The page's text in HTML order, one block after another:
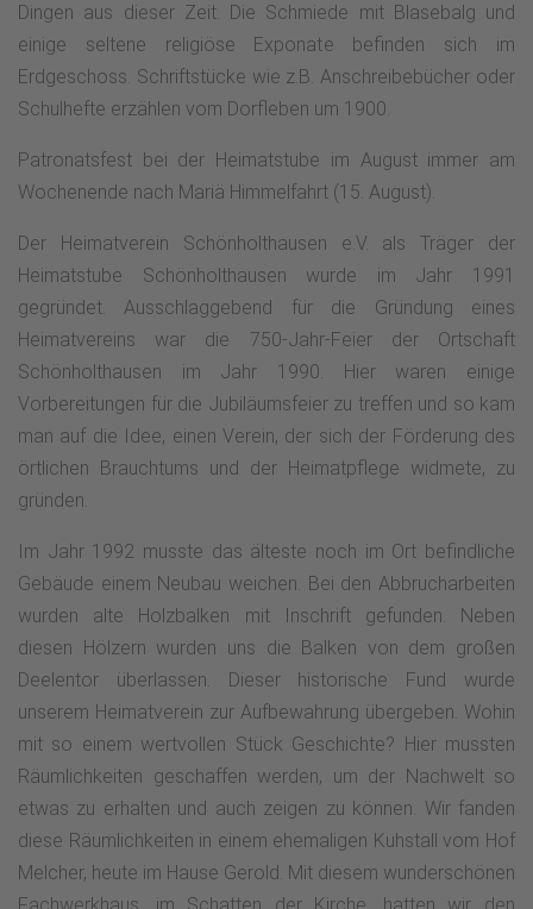
Dingen aus dieser Zeit. Die Schmiede mit Blasebalg und
einige seltene religiöse Exponate befinden sich im
Erdgeschoss. Schriftstücke wie z.B. Anschreibebücher oder
Schulhefte erzählen vom Dorfleben um 1900.
Patronatsfest bei der Heimatstube im August immer am
Wochenende nach Mariä Himmelfahrt (15. August).
Der Heimatverein Schönholthausen e.V. als Träger der
Heimatstube Schönholthausen wurde im Jahr 1991
gegründet. Ausschlaggebend für die Gründung eines
Heimatvereins war die 750-Jahr-Feier der Ortschaft
Schönholthausen im Jahr 1990. Hier waren einige
Vorbereitungen für die Jubiläumsfeier zu treffen und so kam
man auf die Idee, einen Verein, der sich der Förderung des
örtlichen Brauchtums und der Heimatpflege widmete, zu
gründen.
Im Jahr 1992 musste das älteste noch im Ort befindliche
Gebäude einem Neubau weichen. Bei den Abbrucharbeiten
wurden alte Holzbalken mit Inschrift gefunden. Neben
diesen Hölzern wurden uns die Balken von dem großen
Deelentor überlassen. Dieser historische Fund wurde
unserem Heimatverein zur Aufbewahrung übergeben. Wohin
mit so einem wertvollen Stück Geschichte? Hier mussten
Räumlichkeiten geschaffen werden, um der Nachwelt so
etwas zu erhalten und auch zeigen zu können. Wir fanden
diese Räumlichkeiten in einem ehemaligen Kuhstall vom Hof
Melcher, heute im Hause Gerold. Mit diesem wunderschönen